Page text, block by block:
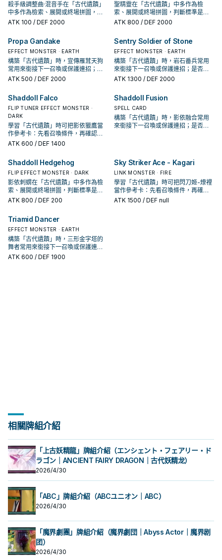
殺手級調整曲·混音手在「古代遺蹟」
中多作為檢索、展開或終場拼圖，判
斷標準是它出現在成功起手中的頻
ATK 100 / DEF 2000
聖精靈在「古代遺蹟」中多作為檢
索、展開或終場拼圖，判斷標準是它
出現在成功起手中的頻率。
ATK 800 / DEF 2000
Propa Gandake
EFFECT MONSTER · EARTH
構築「古代遺蹟」時，宣傳雁茸天狗
常用來銜接下一召喚或保護連招；是
否投入取決於你的手坑／解場配置。
ATK 500 / DEF 2000
Sentry Soldier of Stone
EFFECT MONSTER · EARTH
構築「古代遺蹟」時，岩石番兵常用
來銜接下一召喚或保護連招；是否投
入取決於你的手坑／解場配置。
ATK 1300 / DEF 2000
Shaddoll Falco
FLIP TUNER EFFECT MONSTER ·
DARK
學習「古代遺蹟」時可把影依獵鷹當
作參考卡：先看召喚條件，再確認它
是起手、展開還是收益卡。
ATK 600 / DEF 1400
Shaddoll Fusion
SPELL CARD
構築「古代遺蹟」時，影依融合常用
來銜接下一召喚或保護連招；是否投
Shaddoll Hedgehog
FLIP EFFECT MONSTER · DARK
影依刺蝟在「古代遺蹟」中多作為檢
索、展開或終場拼圖，判斷標準是它
出現在成功起手中的頻率。
ATK 800 / DEF 200
Sky Striker Ace - Kagari
LINK MONSTER · FIRE
學習「古代遺蹟」時可把閃刀姬-燎裡
當作參考卡：先看召喚條件，再確認
它是起手、展開還是收益卡。
ATK 1500 / DEF null
Triamid Dancer
EFFECT MONSTER · EARTH
構築「古代遺蹟」時，三形金字塔的
舞者常用來銜接下一召喚或保護連
招；是否投入取決於你的手坑／解場
ATK 600 / DEF 1900
相關牌組介紹
「上古妖精龍」牌組介紹（エンシェント・フェアリー・ド
ラゴン｜ANCIENT FAIRY DRAGON｜古代妖精龙）
2026/4/30
「ABC」牌組介紹（ABCユニオン｜ABC）
2026/4/30
「魔界劇團」牌組介紹（魔界劇団｜Abyss Actor｜魔界剧
团）
2026/4/30